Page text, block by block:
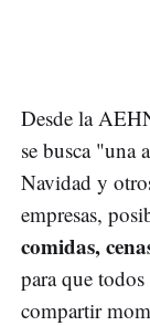
Desde la
se busca "una
Navidad y
empresas,
comidas,
para que
compartir